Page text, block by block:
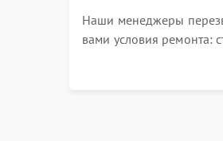
Наши менеджеры
вами условия ремонта: